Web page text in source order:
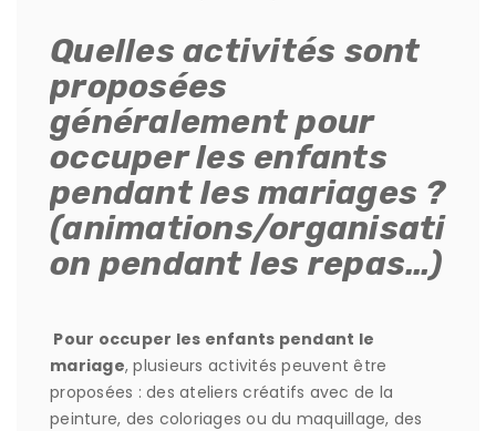
Quelles activités sont
proposées
généralement pour
occuper les enfants
pendant les mariages ?
(animations/organisati
on pendant les repas…)
Pour occuper les enfants pendant le
mariage, plusieurs activités peuvent être
proposées : des ateliers créatifs avec de la
peinture, des coloriages ou du maquillage, des